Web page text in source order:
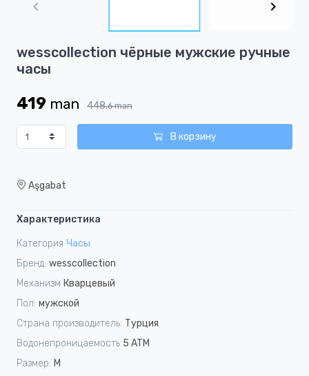
1
of
wesscollection чёрные мужские ручные
часы
419 man 448.6 man
В корзину
Aşgabat
Характеристика
Категория Часы
Бренд: wesscollection
Механизм Кварцевый
Пол: мужской
Страна производитель: Турция
Водонепроницаемость 5 ATM
Размер: M